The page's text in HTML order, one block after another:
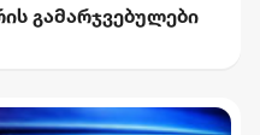
გამარჯვებულები